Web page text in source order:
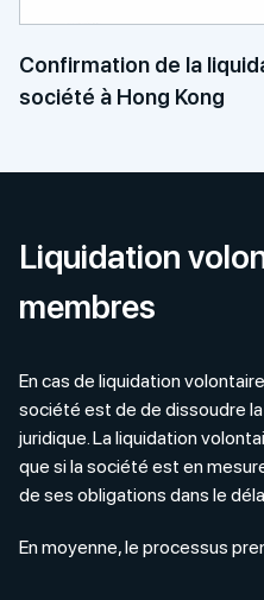
Confirmation de la
société à Hong Kong
Liquidation
membres
En cas de liquidation
société est de de dissoudre
juridique. La liquidation
que si la société est en
de ses obligations dans le
En moyenne, le processus